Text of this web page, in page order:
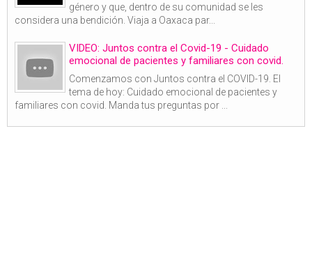
género y que, dentro de su comunidad se les
considera una bendición. Viaja a Oaxaca par...
VIDEO: Juntos contra el Covid-19 - Cuidado
emocional de pacientes y familiares con covid.
Comenzamos con Juntos contra el COVID-19. El
tema de hoy: Cuidado emocional de pacientes y
familiares con covid. Manda tus preguntas por ...